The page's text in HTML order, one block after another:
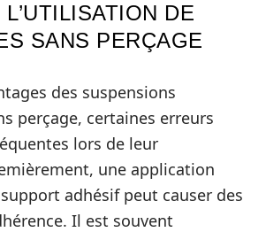
DE
SANS PERÇAGE
des suspensions
perçage, certaines erreurs
lors de leur
une application
adhésif peut causer des
Il est souvent